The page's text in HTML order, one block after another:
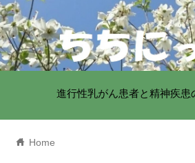
進行性乳がん患者と精神疾患
home Home